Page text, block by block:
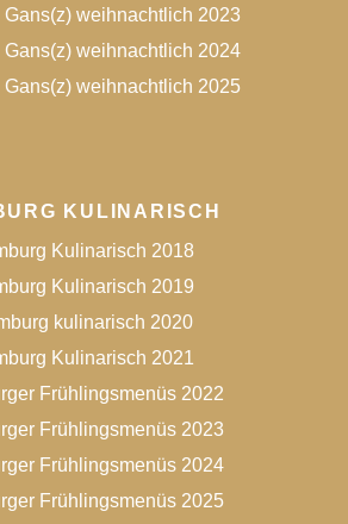
Gans(z) weihnachtlich 2023
Gans(z) weihnachtlich 2024
Gans(z) weihnachtlich 2025
KULINARISCH
Kulinarisch 2018
Kulinarisch 2019
kulinarisch 2020
Kulinarisch 2021
Frühlingsmenüs 2022
Frühlingsmenüs 2023
Frühlingsmenüs 2024
Frühlingsmenüs 2025